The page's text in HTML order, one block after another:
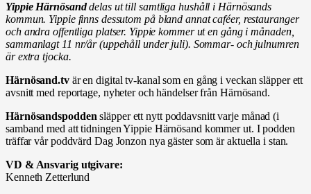
Yippie Härnösanddelas ut till samtliga hushåll i Härnösands
kommun. Yippie finns dessutom på bland annat caféer, restauranger
och andra offentliga platser. Yippie kommer ut en gång i månaden,
sammanlagt 11 nr/år (uppehåll under juli). Sommar- och julnumren
är extra tjocka.
Härnösand.tv är en digital tv-kanal som en gång i veckan släpper ett
avsnitt med reportage, nyheter och händelser från Härnösand.
Härnösandspoddensläpper ett nytt poddavsnitt varje månad (i
samband med att tidningen Yippie Härnösand kommer ut. I podden
träffar vår poddvärd Dag Jonzon nya gäster som är aktuella i stan.
VD & Ansvarig utgivare:
Kenneth Zetterlund